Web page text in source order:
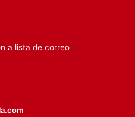
a lista de correo